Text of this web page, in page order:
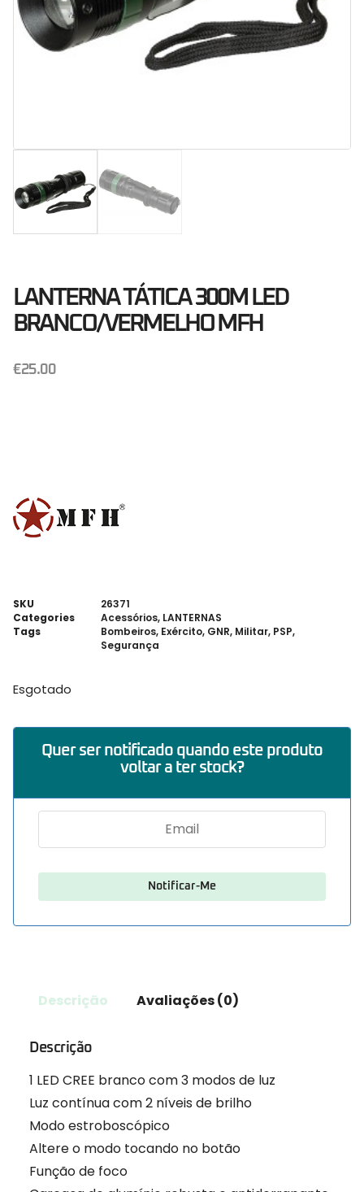
LANTERNA TÁTICA 300M LED
BRANCO/VERMELHO MFH
€25.00
SKU
26371
Categories
Acessórios, LANTERNAS
Tags
Bombeiros, Exército, GNR, Militar, PSP,
Segurança
Esgotado
Quer ser notificado quando este produto
voltar a ter stock?
Descrição Avaliações (0)
Descrição
1 LED CREE branco com 3 modos de luz
Luz contínua com 2 níveis de brilho
Modo estroboscópico
Altere o modo tocando no botão
Função de foco